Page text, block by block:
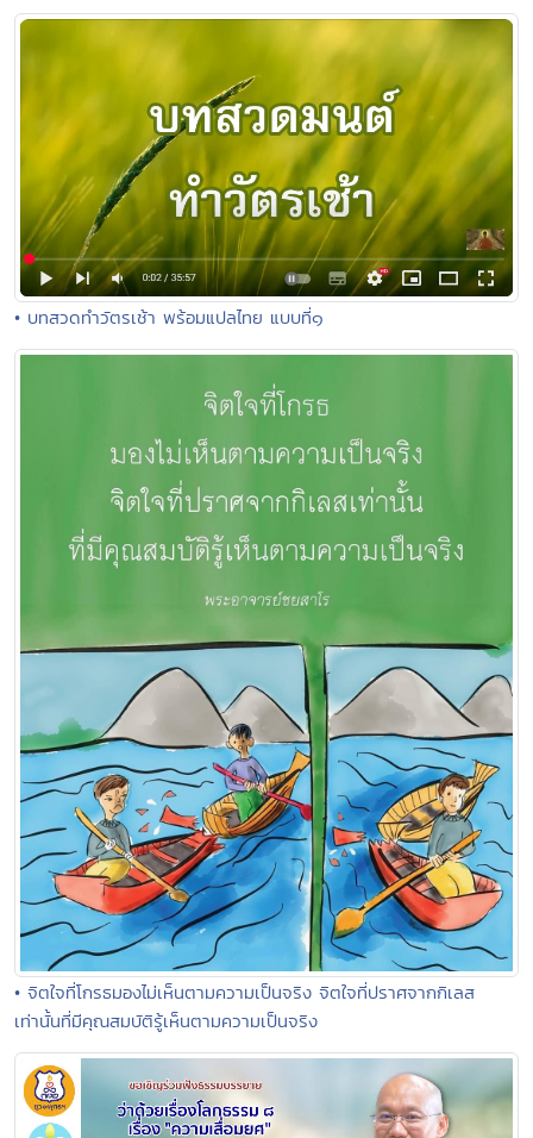
• บทสวดทำวัตรเช้า พร้อมแปลไทย แบบที่๑
• จิตใจที่โกรธมองไม่เห็นตามความเป็นจริง จิตใจที่ปราศจากกิเลส
เท่านั้นที่มีคุณสมบัติรู้เห็นตามความเป็นจริง